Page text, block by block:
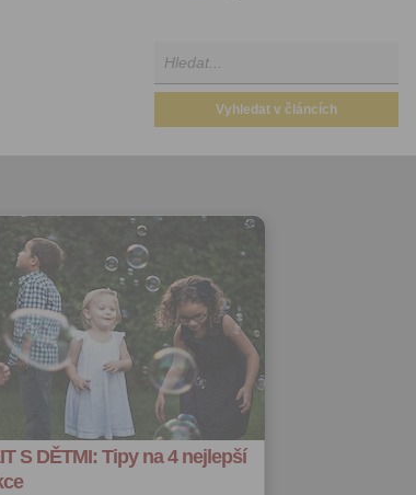
S DĚTMI: Tipy na 4 nejlepší